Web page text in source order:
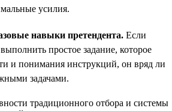
усилия.
навыки претендента. Если
простое задание, которое
и понимания инструкций, он вряд ли
задачами.